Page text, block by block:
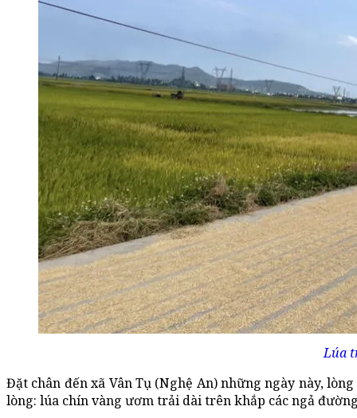
Lúa
Đặt chân đến xã Vân Tụ (Nghệ An) những ngày này,
lòng: lúa chín vàng ươm trải dài trên khắp các ngả